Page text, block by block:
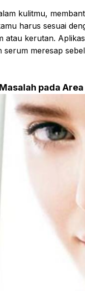
kulitmu,
harus sesuai
atau kerutan.
meresap
pada